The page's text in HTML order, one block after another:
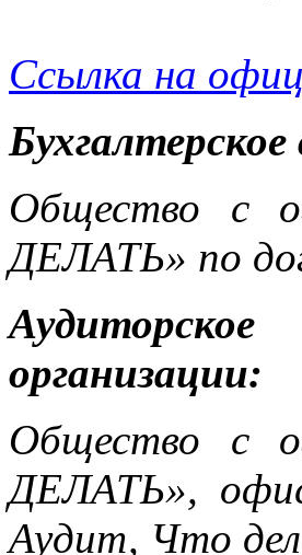
Ссылка на
Общество с
ДЕЛАТЬ» по
организации:
Общество с
ДЕЛАТЬ»,
Аудит, Что